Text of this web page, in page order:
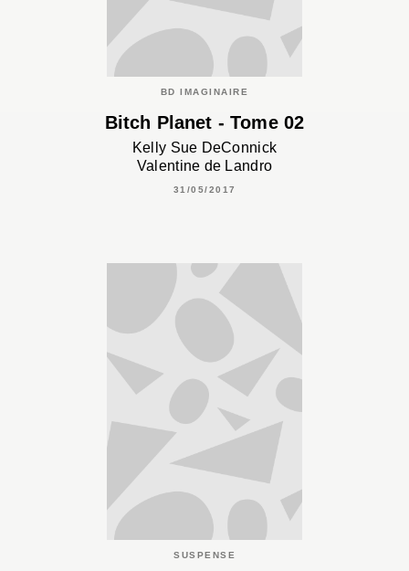
BD IMAGINAIRE
Bitch Planet - Tome 02
Kelly Sue DeConnick
Valentine de Landro
31/05/2017
SUSPENSE